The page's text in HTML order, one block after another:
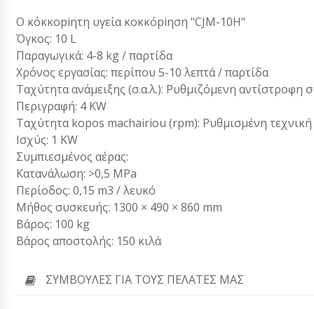
Ο κόκκοpiητη υγεία κοκκόpiηση "CJM-10H"
Όγκος: 10 L
Παραγωγικά: 4-8 kg / παρτίδα
Χρόνος εργασίας: περίπου 5-10 λεπτά / παρτίδα
Ταχύτητα ανάμειξης (σ.α.λ.): Ρυθμιζόμενη αντίστροφη
Περιγραφή: 4 KW
Ταχύτητα kopos machairiou (rpm): Ρυθμισμένη τεχνική
Ισχύς: 1 KW
Συμπιεσμένος αέρας:
Κατανάλωση: >0,5 MPa
Περίοδος: 0,15 m3 / λευκό
Μήθος συσκευής: 1300 × 490 × 860 mm
Βάρος: 100 kg
Βάρος αποστολής: 150 κιλά
ΣΥΜΒΟΥΛΈΣ ΓΙΑ ΤΟΥΣ ΠΕΛΆΤΕΣ ΜΑΣ